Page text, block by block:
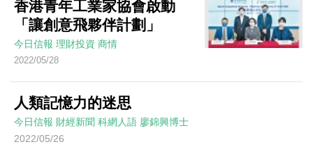
香港青年工業家協會啟動
「讓創意飛夥伴計劃」
今日信報 理財投資 商情
2022/05/28
人類記憶力的迷思
今日信報 財經新聞 科網人語 廖錦興博士
2022/05/26